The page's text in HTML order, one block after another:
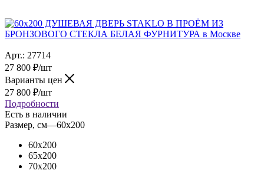
Арт.: 27714
27 800 ₽/шт
Варианты цен
27 800 ₽/шт
Подробности
Есть в наличии
Размер, см—60x200
60x200
65x200
70x200